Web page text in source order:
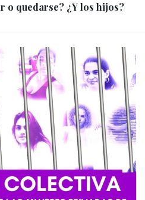
o quedarse? ¿Y los hijos?